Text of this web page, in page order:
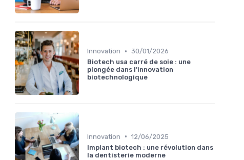
Innovation • 30/01/2026
Biotech usa carré de soie : une
plongée dans l'innovation
biotechnologique
Innovation • 12/06/2025
Implant biotech : une révolution dans
la dentisterie moderne